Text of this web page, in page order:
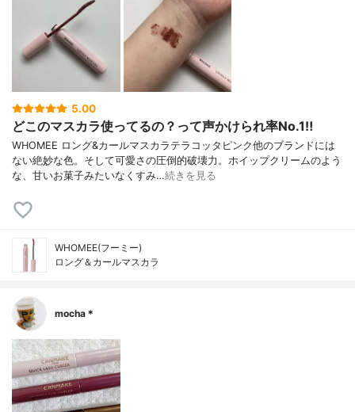
5.00
どこのマスカラ使ってるの？って声かけられ率No.1‼️
WHOMEE ロング&カールマスカラテラコッタピンク他のブランドには
ない絶妙な色。そして可愛さの圧倒的破壊力。ホイップクリームのよう
な、甘いお菓子みたいなくすみ…続きを見る
WHOMEE(フーミー)
ロング＆カールマスカラ
mocha＊